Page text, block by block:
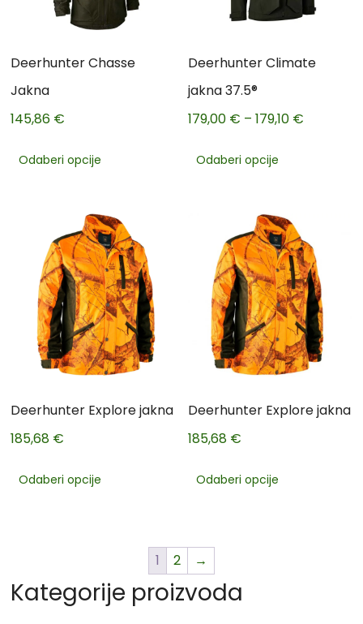
Deerhunter Chasse
Jakna
145,86 €
Odaberi opcije
Deerhunter Climate
jakna 37.5®
179,00 € – 179,10 €
Odaberi opcije
Deerhunter Explore jakna
185,68 €
Odaberi opcije
Deerhunter Explore jakna
185,68 €
Odaberi opcije
1 2 →
Kategorije proizvoda